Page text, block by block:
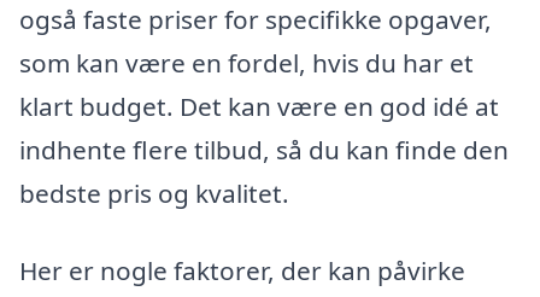
også faste priser for specifikke opgaver,
som kan være en fordel, hvis du har et
klart budget. Det kan være en god idé at
indhente flere tilbud, så du kan finde den
bedste pris og kvalitet.
Her er nogle faktorer, der kan påvirke